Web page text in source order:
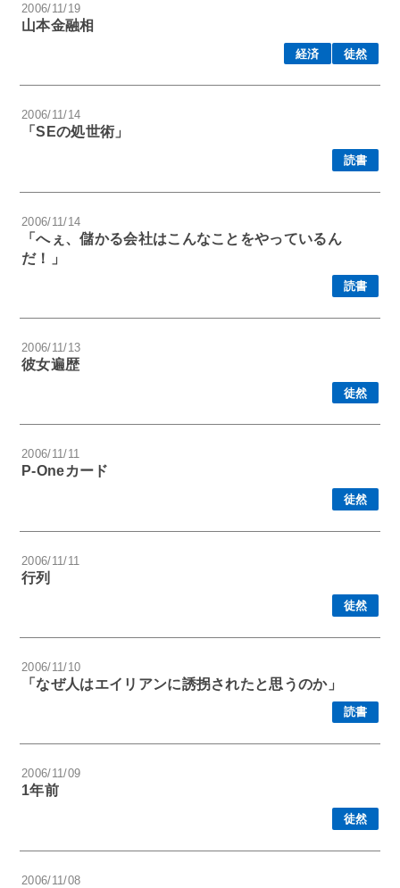
2006/11/19
山本金融相
経済 徒然
2006/11/14
「SEの処世術」
読書
2006/11/14
「へぇ、儲かる会社はこんなことをやっているん
だ！」
読書
2006/11/13
彼女遍歴
徒然
2006/11/11
P-Oneカード
徒然
2006/11/11
行列
徒然
2006/11/10
「なぜ人はエイリアンに誘拐されたと思うのか」
読書
2006/11/09
1年前
徒然
2006/11/08